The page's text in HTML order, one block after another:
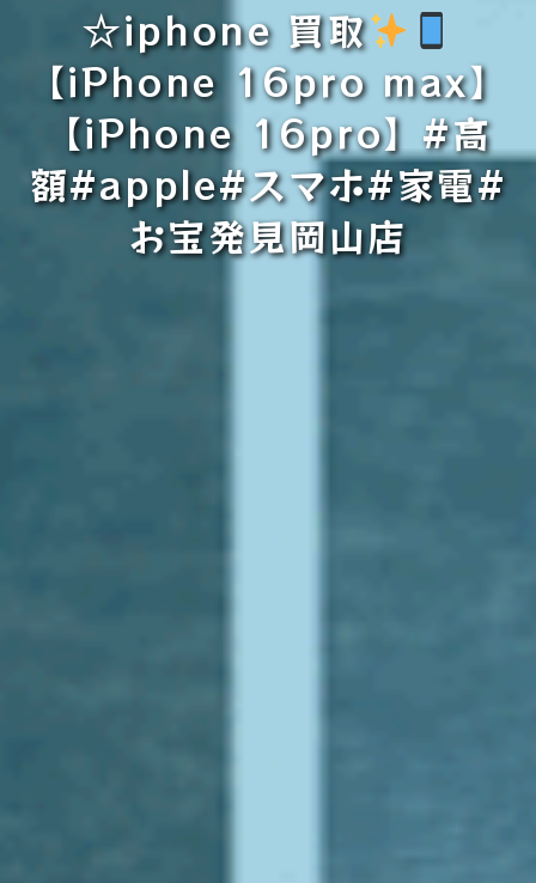
☆iphone 買取
【iPhone 16pro max】
【iPhone 16pro】#高
額#apple#スマホ#家電#
お宝発見岡山店